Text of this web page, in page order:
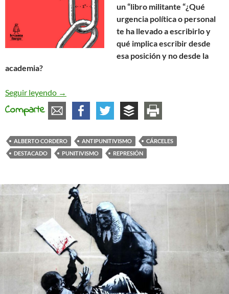
un “libro militante “¿Qué
urgencia política o personal
te ha llevado a escribirlo y
qué implica escribir desde
esa posición y no desde la
academia?
Seguir leyendo Entrevista a Alberto Cordero, autor de
→
Comparte
ALBERTO CORDERO ANTIPUNITIVISMO
CÁRCELES
DESTACADO
PUNITIVISMO REPRESIÓN